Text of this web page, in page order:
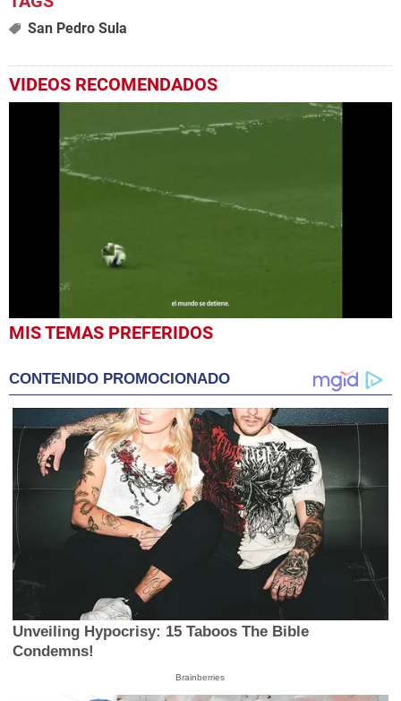
San Pedro Sula
VIDEOS RECOMENDADOS
0
seconds
minute,
2
seconds
MIS TEMAS PREFERIDOS
CONTENIDO PROMOCIONADO
Unveiling Hypocrisy: 15 Taboos The Bible
Condemns!
Brainberries